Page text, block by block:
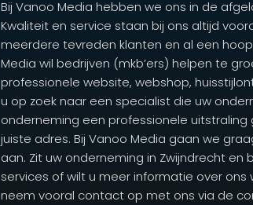
Bij Vanoo Media hebben we ons in de
Kwaliteit en service staan bij ons altijd
meerdere tevreden klanten en al een
Media wil bedrijven (mkb’ers) helpen te
professionele website, webshop,
u op zoek naar een specialist die uw
onderneming een professionele
juiste adres. Bij Vanoo Media gaan we
aan. Zit uw onderneming in Zwijndrecht en
services of wilt u meer informatie over ons
neem vooral contact op met ons via de